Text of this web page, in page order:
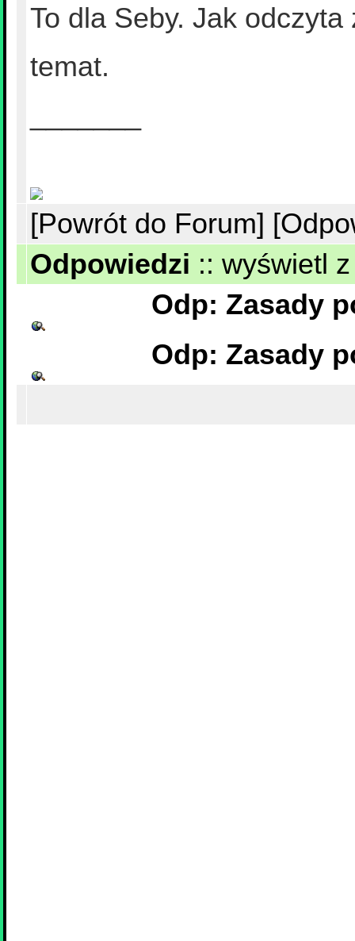
To dla Seby. Jak
temat.
[Powrót do Forum]
Odpowiedzi :: wyświetl